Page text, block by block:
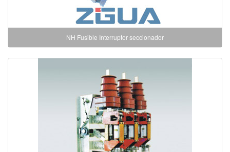
NH Fusible Interruptor seccionador